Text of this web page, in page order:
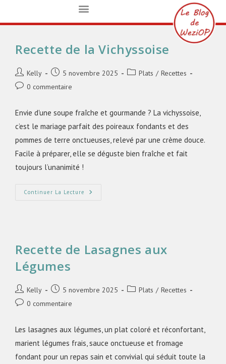
Recette de la Vichyssoise
Kelly 5 novembre 2025 Plats / Recettes
0 commentaire
Envie d'une soupe fraîche et gourmande ? La vichyssoise,
c’est le mariage parfait des poireaux fondants et des
pommes de terre onctueuses, relevé par une crème douce.
Facile à préparer, elle se déguste bien fraîche et fait
toujours l’unanimité !
Continuer La Lecture
Recette de Lasagnes aux
Légumes
Kelly 5 novembre 2025 Plats / Recettes
0 commentaire
Les lasagnes aux légumes, un plat coloré et réconfortant,
marient légumes frais, sauce onctueuse et fromage
fondant pour un repas sain et convivial qui séduit toute la